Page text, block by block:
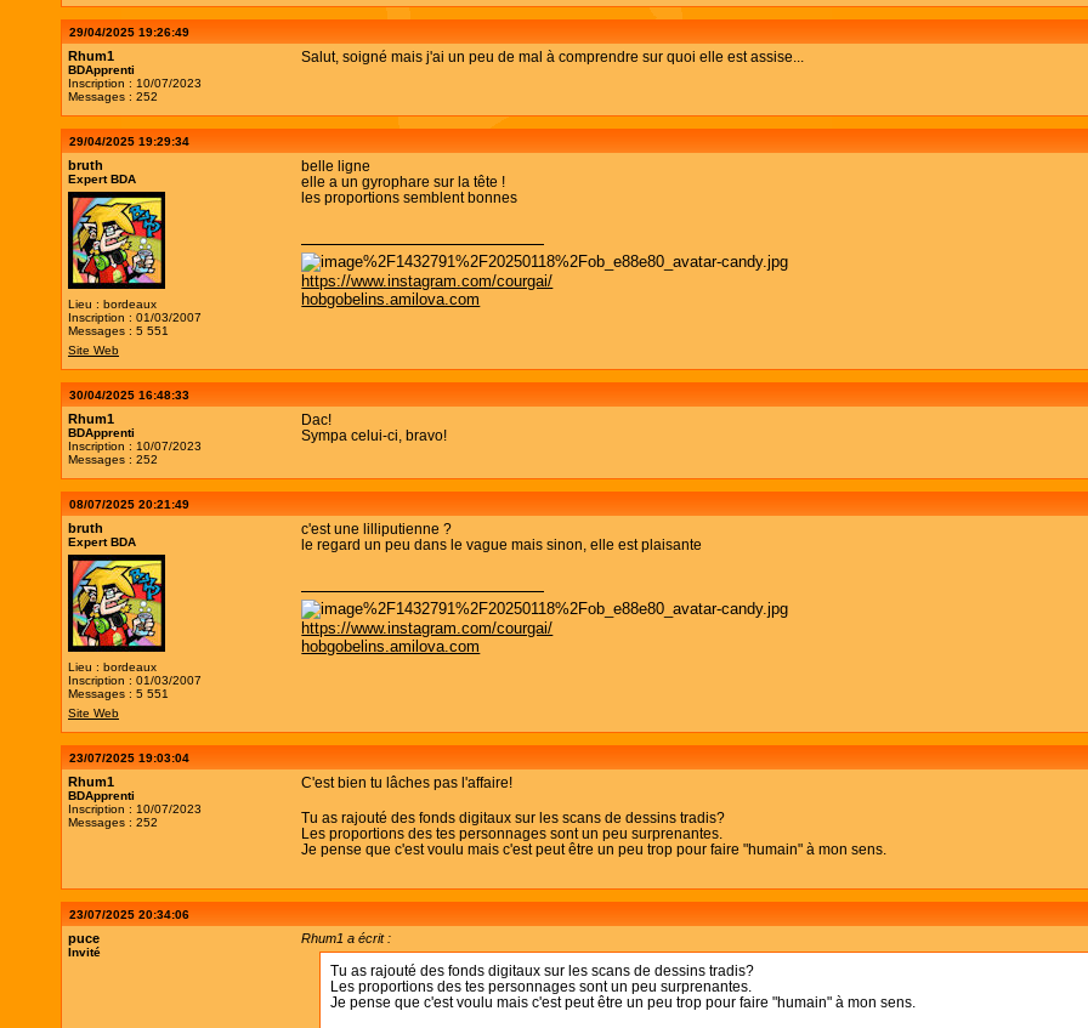
29/04/2025 19:26:49
Rhum1
BDApprenti
Inscription : 10/07/2023
Messages : 252
Salut, soigné mais j'ai un peu de mal à comprendre sur quoi elle est assise...
29/04/2025 19:29:34
bruth
Expert BDA
Lieu : bordeaux
Inscription : 01/03/2007
Messages : 5 551
Site Web
belle ligne
elle a un gyrophare sur la tête !
les proportions semblent bonnes
https://www.instagram.com/courgai/
hobgobelins.amilova.com
30/04/2025 16:48:33
Rhum1
BDApprenti
Inscription : 10/07/2023
Messages : 252
Dac!
Sympa celui-ci, bravo!
08/07/2025 20:21:49
bruth
Expert BDA
Lieu : bordeaux
Inscription : 01/03/2007
Messages : 5 551
Site Web
c'est une lilliputienne ?
le regard un peu dans le vague mais sinon, elle est plaisante
https://www.instagram.com/courgai/
hobgobelins.amilova.com
23/07/2025 19:03:04
Rhum1
BDApprenti
Inscription : 10/07/2023
Messages : 252
C'est bien tu lâches pas l'affaire!
Tu as rajouté des fonds digitaux sur les scans de dessins tradis?
Les proportions des tes personnages sont un peu surprenantes.
Je pense que c'est voulu mais c'est peut être un peu trop pour faire "humain" à mon sens.
23/07/2025 20:34:06
puce
Invité
Rhum1 a écrit :
Tu as rajouté des fonds digitaux sur les scans de dessins tradis?
Les proportions des tes personnages sont un peu surprenantes.
Je pense que c'est voulu mais c'est peut être un peu trop pour faire "humain" à mon sens.